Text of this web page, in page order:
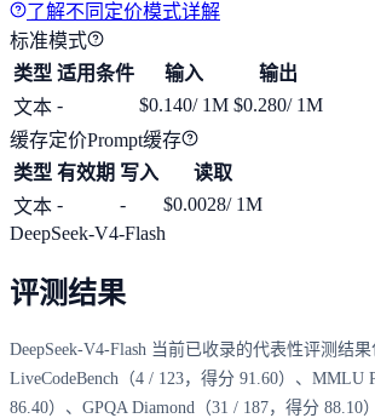
了解不同定价模式详解
标准模式
类型 适用条件 输入
输出
文本 - $0.140/ 1M $0.280/ 1M
缓存定价Prompt缓存
类型 有效期 写入
读取
文本 - - $0.0028/ 1M
DeepSeek-V4-Flash
评测结果
DeepSeek-V4-Flash 当前已收录的代表性评测结
LiveCodeBench（4 / 123，得分 91.60）、MMLU
86.40）、GPQA Diamond（31 / 187，得分